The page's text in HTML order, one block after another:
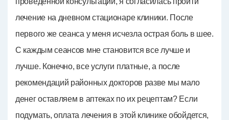
лечение на дневном стационаре клиники. После
первого же сеанса у меня исчезла острая боль в шее.
С каждым сеансов мне становится все лучше и
лучше. Конечно, все услуги платные, а после
рекомендаций районных докторов разве мы мало
денег оставляем в аптеках по их рецептам? Если
подумать, оплата лечения в этой клинике обойдется,